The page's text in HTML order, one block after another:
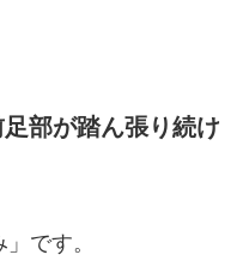
部が踏ん張り続け
です。